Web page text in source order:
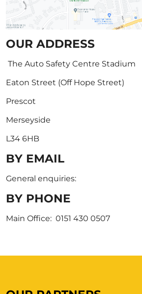
OUR ADDRESS
The Auto Safety Centre Stadium
Eaton Street (Off Hope Street)
Prescot
Merseyside
L34 6HB
BY EMAIL
General enquiries:
BY PHONE
Main Office: 0151 430 0507